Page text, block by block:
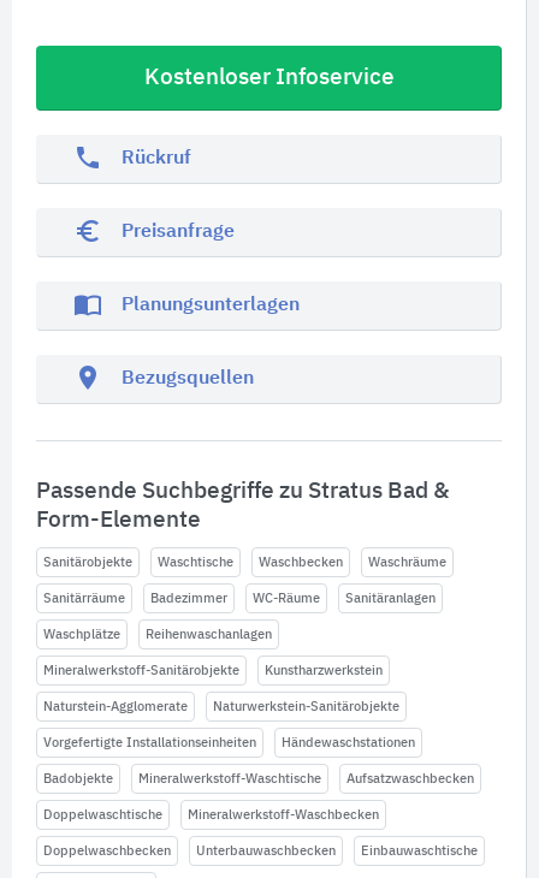
Kostenloser Infoservice
phone Rückruf
euro_symbol Preisanfrage
import_contacts Planungsunterlagen
location_on Bezugsquellen
Passende Suchbegriffe zu Stratus Bad &
Form-Elemente
Sanitärobjekte Waschtische Waschbecken Waschräume
Sanitärräume Badezimmer WC-Räume Sanitäranlagen
Waschplätze Reihenwaschanlagen
Mineralwerkstoff-Sanitärobjekte Kunstharzwerkstein
Naturstein-Agglomerate Naturwerkstein-Sanitärobjekte
Vorgefertigte Installationseinheiten Händewaschstationen
Badobjekte Mineralwerkstoff-Waschtische Aufsatzwaschbecken
Doppelwaschtische Mineralwerkstoff-Waschbecken
Doppelwaschbecken Unterbauwaschbecken Einbauwaschtische